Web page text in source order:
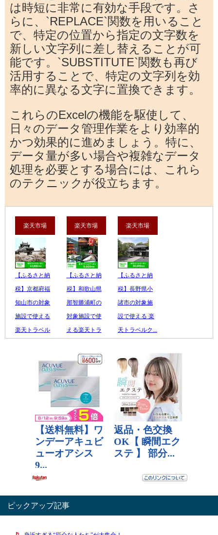
は時短に非常に有効な手段です。さ
らに、`REPLACE`関数を用いること
で、特定の位置から指定の文字数を
新しい文字列に差し替えることが可
能です。`SUBSTITUTE`関数も再び
活用することで、特定の文字列を効
率的に異なる文字に置換できます。
これらのExcelの機能を駆使して、
日々のデータ管理作業をより効率的
かつ効果的に進めましょう。特に、
データ量が多い場合や複雑なデータ
処理を必要とする場合には、これら
のテクニックが役立ちます。
楽天市場
【ふるさと納
税】京都府福
知山市の対象
施設で使える
楽天トラベル
レビュー数：0
楽天市場
【ふるさと納
税】和歌山県
那智勝浦町の
対象施設で使
える楽天トラ
30,000 円
楽天市場
【ふるさと納
税】長野県小
諸市の対象施
設で使える 楽
天トラベルク...
レビュー数：0
ピックアップ記事